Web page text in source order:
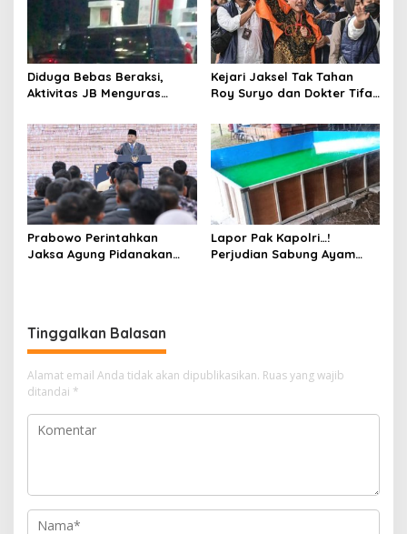
Diduga Bebas Beraksi,
Aktivitas JB Menguras
Bojonegoro Jadi Sorotan
Warga
Kejari Jaksel Tak Tahan
Roy Suryo dan Dokter Tifa,
Keluarga dan Kepastian
Hukum
Prabowo Perintahkan
Jaksa Agung Pidanakan
Lapor Pak Kapolri…!
Perjudian Sabung Ayam
Tinggalkan Balasan
Alamat email Anda tidak akan dipublikasikan. Ruas yang wajib
ditandai *